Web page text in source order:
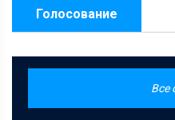
Голосование
Все